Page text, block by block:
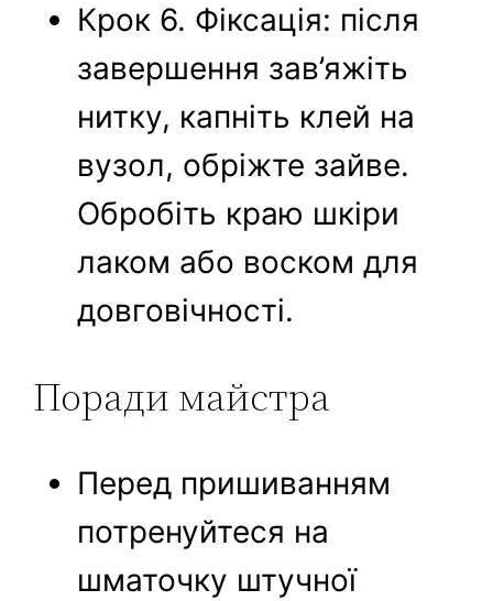
Крок 6. Фіксація: після
завершення зав’яжіть
нитку, капніть клей на
вузол, обріжте зайве.
Обробіть краю шкіри
лаком або воском для
довговічності.
Поради майстра
Перед пришиванням
потренуйтеся на
шматочку штучної